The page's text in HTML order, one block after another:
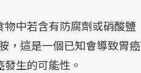
中若含有防腐劑或硝酸鹽
，這是一個已知會導致胃癌
生的可能性。